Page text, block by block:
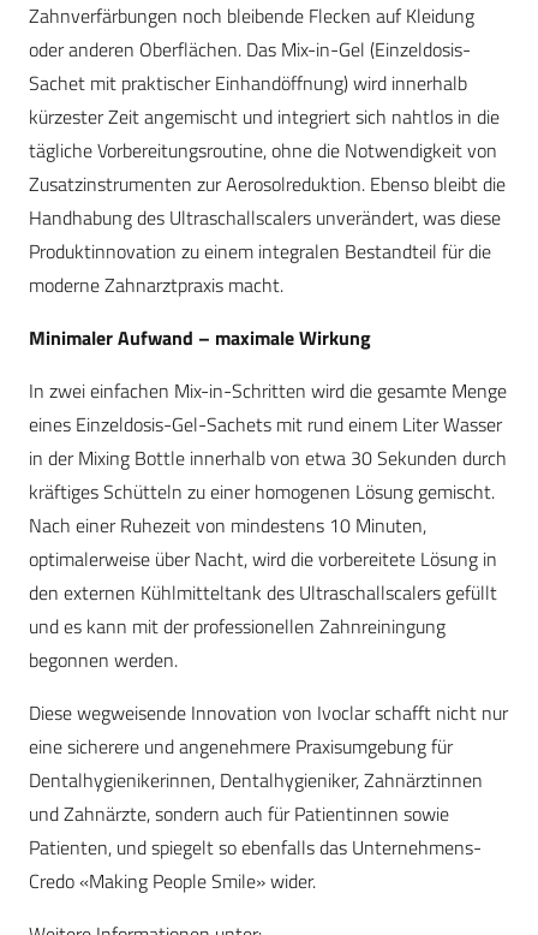
Zahnverfärbungen noch bleibende Flecken auf Kleidung
oder anderen Oberflächen. Das Mix-in-Gel (Einzeldosis-
Sachet mit praktischer Einhandöffnung) wird innerhalb
kürzester Zeit angemischt und integriert sich nahtlos in die
tägliche Vorbereitungsroutine, ohne die Notwendigkeit von
Zusatzinstrumenten zur Aerosolreduktion. Ebenso bleibt die
Handhabung des Ultraschallscalers unverändert, was diese
Produktinnovation zu einem integralen Bestandteil für die
moderne Zahnarztpraxis macht.
Minimaler Aufwand – maximale Wirkung
In zwei einfachen Mix-in-Schritten wird die gesamte Menge
eines Einzeldosis-Gel-Sachets mit rund einem Liter Wasser
in der Mixing Bottle innerhalb von etwa 30 Sekunden durch
kräftiges Schütteln zu einer homogenen Lösung gemischt.
Nach einer Ruhezeit von mindestens 10 Minuten,
optimalerweise über Nacht, wird die vorbereitete Lösung in
den externen Kühlmitteltank des Ultraschallscalers gefüllt
und es kann mit der professionellen Zahnreiningung
begonnen werden.
Diese wegweisende Innovation von Ivoclar schafft nicht nur
eine sicherere und angenehmere Praxisumgebung für
Dentalhygienikerinnen, Dentalhygieniker, Zahnärztinnen
und Zahnärzte, sondern auch für Patientinnen sowie
Patienten, und spiegelt so ebenfalls das Unternehmens-
Credo «Making People Smile» wider.